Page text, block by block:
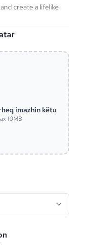
create a lifelike
imazhin këtu
10MB